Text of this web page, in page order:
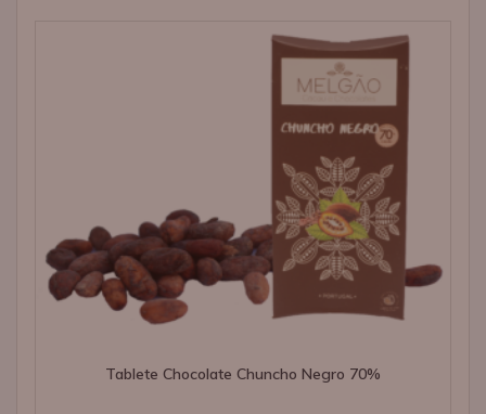
Tablete Chocolate Chuncho Negro 70%